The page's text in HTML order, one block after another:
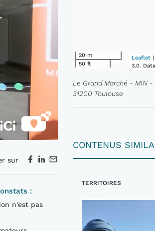
sur
:
n'est pas
20 m
50 ft
Leaflet
3.0.
Le Grand Marché - MIN
31200 Toulouse
CONTENUS
TERRITOIRES